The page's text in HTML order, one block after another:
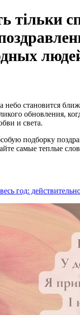
тільки
небо становится
обновления,
и света.
подборку
самые теплые
год: